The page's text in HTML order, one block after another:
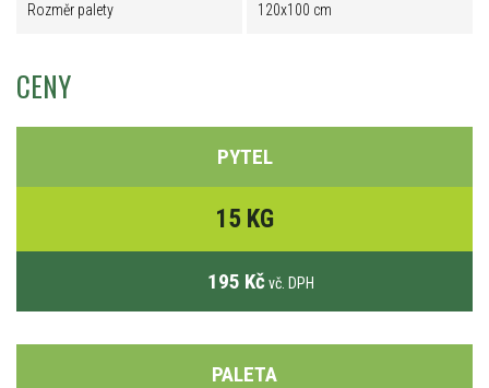
Rozměr palety 120x100 cm
CENY
PYTEL
15 KG
195 Kč vč. DPH
PALETA